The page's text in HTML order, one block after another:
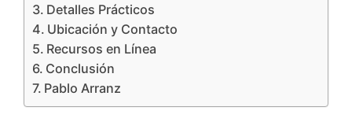
Detalles Prácticos
Ubicación y Contacto
Recursos en Línea
Conclusión
Pablo Arranz